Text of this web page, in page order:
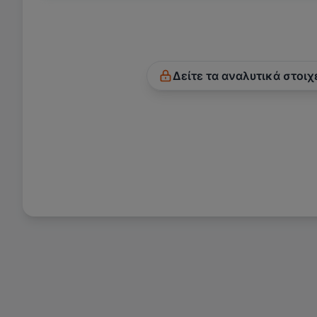
Δείτε τα αναλυτικά